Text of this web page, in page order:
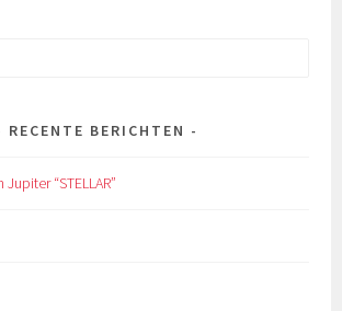
RECENTE BERICHTEN
“STELLAR”